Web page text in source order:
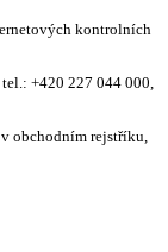
kontrolních
+420 227 044 000,
obchodním rejstříku,